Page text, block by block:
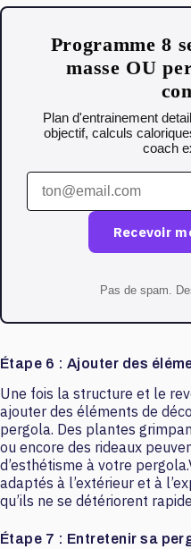
Programme 8
masse OU
Plan d'entrainement
objectif, calculs
coach
Recevoir
Pas de spam.
Étape 6 : Ajouter des
Une fois la structure et le
ajouter des éléments de
pergola. Des plantes
ou encore des rideaux
d’esthétisme à votre
adaptés à l’extérieur et à
qu’ils ne se détériorent
Étape 7 : Entretenir sa